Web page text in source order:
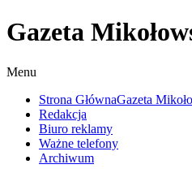
Gazeta
Menu
Strona GłównaGazeta
Redakcja
Biuro reklamy
Ważne telefony
Archiwum